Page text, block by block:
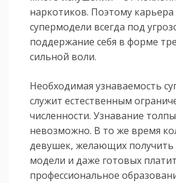
наркотиков. Поэтому карьера
супермодели всегда под
поддержание себя в форме
сильной воли.
Необходимая узнаваемость
служит естественным
численности. Узнавание толпы
невозможно. В то же время
девушек, желающих получить
модели и даже готовых
профессиональное